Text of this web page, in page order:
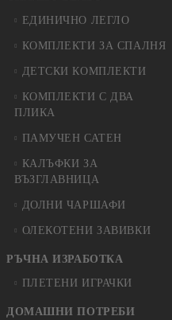
ЕДИНИЧНО ЛЕГЛО
КОМПЛЕКТИ ЗА СПАЛНЯ
ДЕТСКИ КОМПЛЕКТИ
КОМПЛЕКТИ С ДВА
ПЛИКА
ПАМУЧЕН САТЕН
КАЛЪФКИ ЗА
ВЪЗГЛАВНИЦА
ДОЛНИ ЧАРШАФИ
ОЛЕКОТЕНИ ЗАВИВКИ
РЪЧНА ИЗРАБОТКА
ПЛЕТЕНИ ИГРАЧКИ
ДОМАШНИ ПОТРЕБИ